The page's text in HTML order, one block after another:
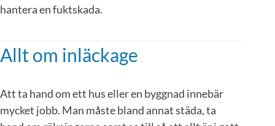
hantera en fuktskada.
Allt om inläckage
Att ta hand om ett hus eller en byggnad innebär
mycket jobb. Man måste bland annat städa, ta